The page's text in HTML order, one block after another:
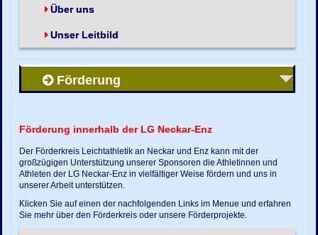
Über uns
Unser Leitbild
Förderung
Förderung innerhalb der LG Neckar-Enz
Der Förderkreis Leichtathletik an Neckar und Enz kann mit der
großzügigen Unterstützung unserer Sponsoren die Athletinnen und
Athleten der LG Neckar-Enz in vielfältiger Weise fördern und uns in
unserer Arbeit unterstützen.
Klicken Sie auf einen der nachfolgenden Links im Menue und erfahren
Sie mehr über den Förderkreis oder unsere Förderprojekte.